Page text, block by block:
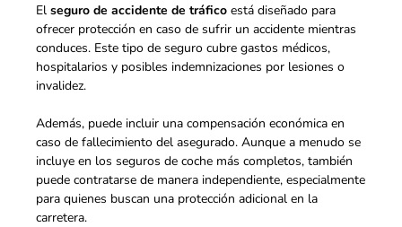
El seguro de accidente de tráfico está diseñado para
ofrecer protección en caso de sufrir un accidente mientras
conduces. Este tipo de seguro cubre gastos médicos,
hospitalarios y posibles indemnizaciones por lesiones o
invalidez.
Además, puede incluir una compensación económica en
caso de fallecimiento del asegurado. Aunque a menudo se
incluye en los seguros de coche más completos, también
puede contratarse de manera independiente, especialmente
para quienes buscan una protección adicional en la
carretera.